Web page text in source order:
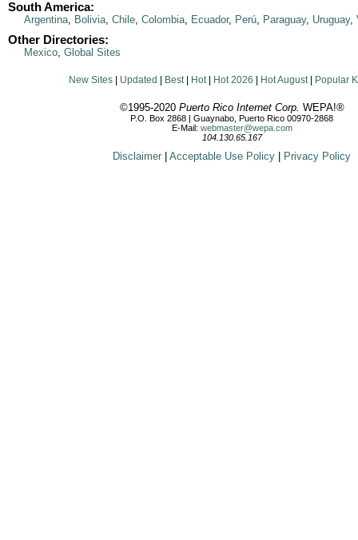
South America:
Argentina, Bolivia, Chile, Colombia, Ecuador, Perú, Paraguay, Uruguay,
Other Directories:
Mexico, Global Sites
New Sites Updated Best| Hot| Hot 2026 Hot August| Popular
©1995-2020 Puerto Rico Internet Corp. WEPA!®
P.O. Box 2868 | Guaynabo, Puerto Rico 00970-2868
E-Mail: webmaster@wepa.com
104.130.65.167
Disclaimer Acceptable Use Policy Privacy Policy